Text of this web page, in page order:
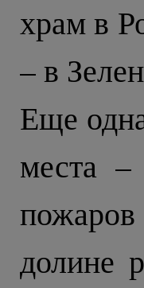
храм в
– в
Еще
места
долине